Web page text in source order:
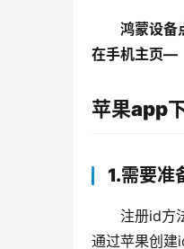
鸿蒙设备
在手机主页—
苹果app
1.需要准
注册id方
通过苹果创